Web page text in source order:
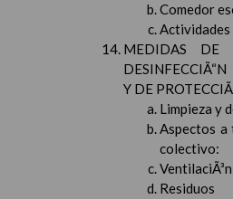
Comedor
Actividades
MEDIDAS DE
Y DE
Limpieza y
Aspectos a
colectivo:
VentilaciÃ³n
Residuos